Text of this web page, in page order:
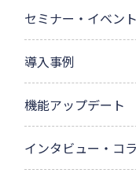
セミナー・イベン
導入事例
機能アップデート
インタビュー・コ